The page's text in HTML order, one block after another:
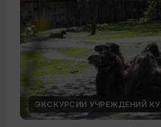
ЭКСКУРСИИ УЧРЕЖДЕНИЙ